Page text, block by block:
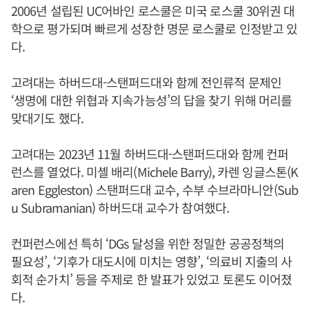
2006년 설립된 UC어바인 로스쿨은 미국 로스쿨 30위권 대
학으로 평가되며 빠르게 성장한 명문 로스쿨로 인정받고 있
다.
고려대는 하버드대-스탠퍼드대와 함께 전인류적 문제인
‘생명에 대한 위협과 지속가능성’의 답을 찾기 위해 머리를
맞대기도 했다.
고려대는 2023년 11월 하버드대-스탠퍼드대와 함께 컨퍼
런스를 열었다. 미셸 배리(Michele Barry), 카렌 잉글스톤(K
aren Eggleston) 스탠퍼드대 교수, 수부 수브라마니안(Sub
u Subramanian) 하버드대 교수가 참여했다.
컨퍼런스에선 특히 ‘DGs 달성을 위한 정밀한 공공정책의
필요성’, ‘기후가 대도시에 미치는 영향’, ‘의료비 지출의 사
회적 순가치’ 등을 주제로 한 발표가 있었고 토론도 이어졌
다.